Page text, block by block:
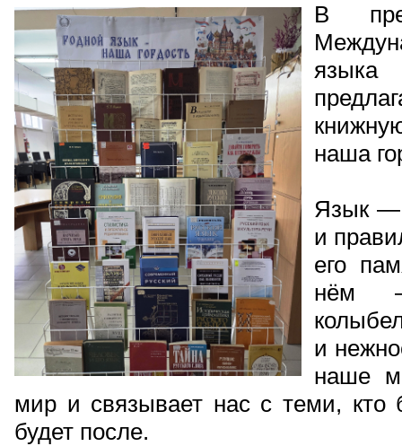
В
наша
Язык —
и
его
нём —
и
наше
мир и связывает нас с теми,
будет после.